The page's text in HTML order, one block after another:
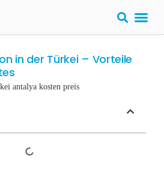
in der Türkei – Vorteile